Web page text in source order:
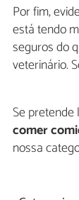
Por fim,
está tendo
seguros do
veterinário.
Se
comer
nossa